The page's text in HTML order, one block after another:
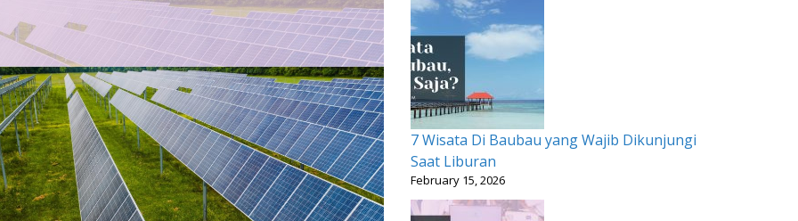
7 Wisata Di Baubau yang Wajib Dikunjungi
Saat Liburan
February 15, 2026